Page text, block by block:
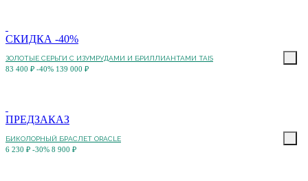
СКИДКА -40%
ЗОЛОТЫЕ СЕРЬГИ С ИЗУМРУДАМИ И БРИЛЛИАНТАМИ TAIS
83 400 ₽ -40% 139 000 ₽
ПРЕДЗАКАЗ
БИКОЛОРНЫЙ БРАСЛЕТ ORACLE
6 230 ₽ -30% 8 900 ₽